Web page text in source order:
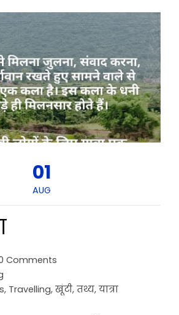
01
AUG
Comments
, Travelling, खूंटी, तथ्य, यात्रा